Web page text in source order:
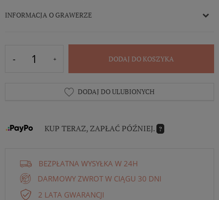
INFORMACJA O GRAWERZE
DODAJ DO KOSZYKA
DODAJ DO ULUBIONYCH
KUP TERAZ, ZAPŁAĆ PÓŹNIEJ. ?
BEZPŁATNA WYSYŁKA W 24H
DARMOWY ZWROT W CIĄGU 30 DNI
2 LATA GWARANCJI